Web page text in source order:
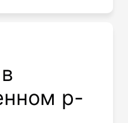
р-